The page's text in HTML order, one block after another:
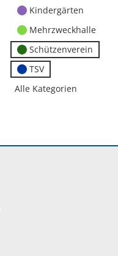
Kindergärten
Mehrzweckhalle
Schützenverein
TSV
Alle Kategorien